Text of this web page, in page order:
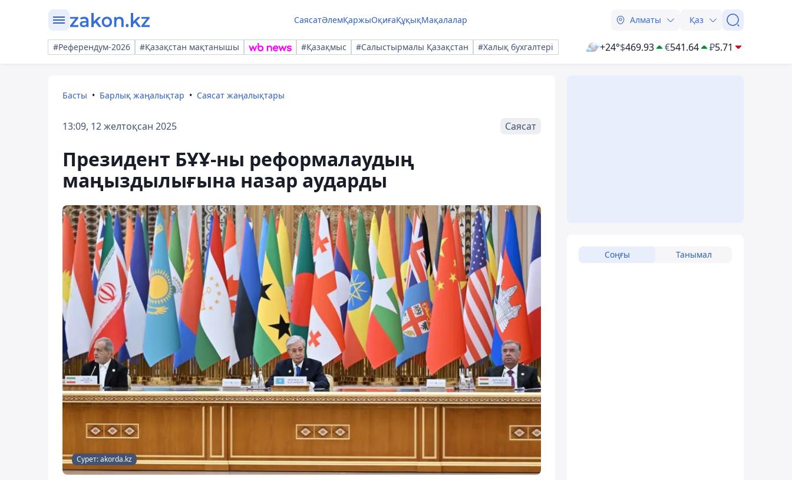
СаясатӘлемҚаржыОқиғаҚұқықМақалалар Алматы Қаз
#Референдум-2026 #Қазақстан мақтанышы #Қазақмыс #Салыстырмалы Қазақстан #Халық бухгалтері +24°$469.93 €541.64 ₽5.71
Басты Барлық жаңалықтар Саясат жаңалықтары
13:09, 12 желтоқсан 2025 Саясат
Президент БҰҰ-ны реформалаудың
маңыздылығына назар аударды
Сурет: akorda.kz
Соңғы Танымал